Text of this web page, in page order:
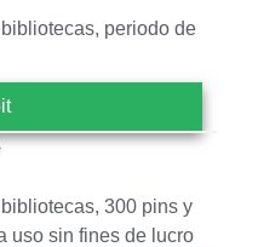
periodo de
300 pins y
uso sin fines de lucro